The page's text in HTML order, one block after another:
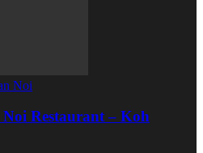
Noi
Restaurant – Koh